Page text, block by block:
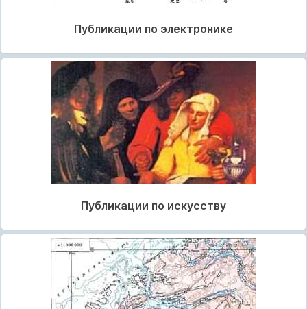
Публикации по электронике
Публикации по искусству